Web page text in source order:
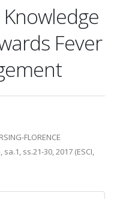
Fever
FLORENCE
sa.1, ss.21-30, 2017 (ESCI,